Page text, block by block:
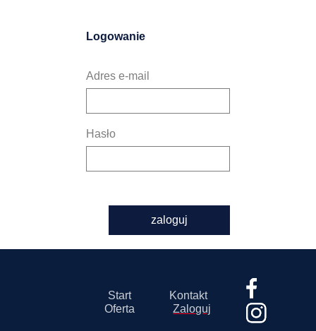
Logowanie
Adres e-mail
Hasło
zaloguj
Start
Kontakt
Oferta
Zaloguj